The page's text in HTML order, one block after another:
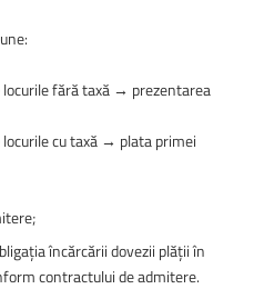
fără taxă → prezentarea
cu taxă → plata primei
încărcării dovezii plății în
contractului de admitere.